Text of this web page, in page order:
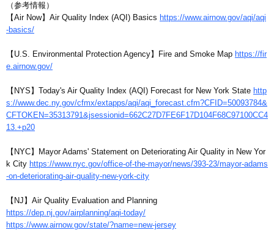
（参考情報）
【Air Now】Air Quality Index (AQI) Basics https://www.airnow.gov/aqi/aqi
-basics/
【U.S. Environmental Protection Agency】Fire and Smoke Map https://fir
e.airnow.gov/
【NYS】Today's Air Quality Index (AQI) Forecast for New York State http
s://www.dec.ny.gov/cfmx/extapps/aqi/aqi_forecast.cfm?CFID=50093784&
CFTOKEN=35313791&jsessionid=662C27D7FE6F17D104F68C97100CC4
13.+p20
【NYC】Mayor Adams' Statement on Deteriorating Air Quality in New Yor
k City https://www.nyc.gov/office-of-the-mayor/news/393-23/mayor-adams
-on-deteriorating-air-quality-new-york-city
【NJ】Air Quality Evaluation and Planning
https://dep.nj.gov/airplanning/aqi-today/
https://www.airnow.gov/state/?name=new-jersey